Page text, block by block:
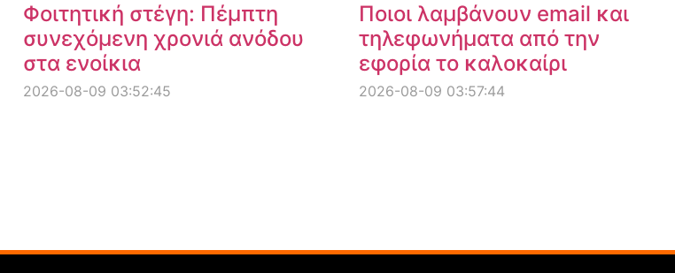
Φοιτητική στέγη: Πέμπτη
συνεχόμενη χρονιά ανόδου
στα ενοίκια
2026-08-09 03:52:45
Ποιοι λαμβάνουν email και
τηλεφωνήματα από την
εφορία το καλοκαίρι
2026-08-09 03:57:44